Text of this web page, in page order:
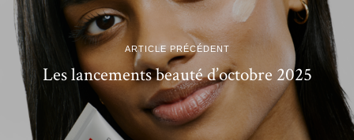
ARTICLE PRÉCÉDENT
Les lancements beauté d’octobre 2025